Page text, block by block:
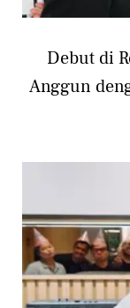
Debut di
Anggun